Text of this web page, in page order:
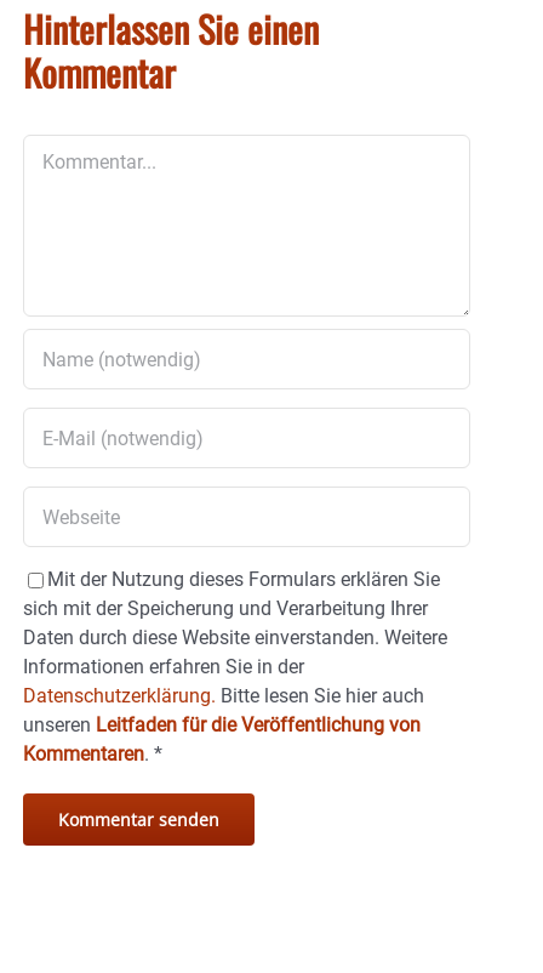
Hinterlassen Sie einen
Kommentar
Mit der Nutzung dieses Formulars erklären Sie
sich mit der Speicherung und Verarbeitung Ihrer
Daten durch diese Website einverstanden. Weitere
Informationen erfahren Sie in der
Datenschutzerklärung. Bitte lesen Sie hier auch
unseren Leitfaden für die Veröffentlichung von
Kommentaren. *